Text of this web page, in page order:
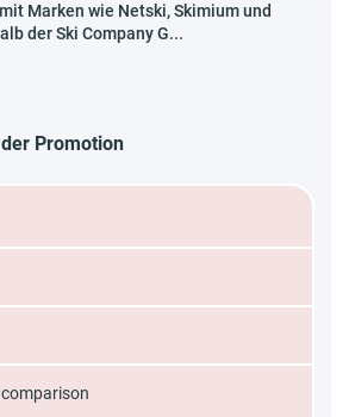
Marken wie Netski, Skimium und
der Ski Company G...
Promotion